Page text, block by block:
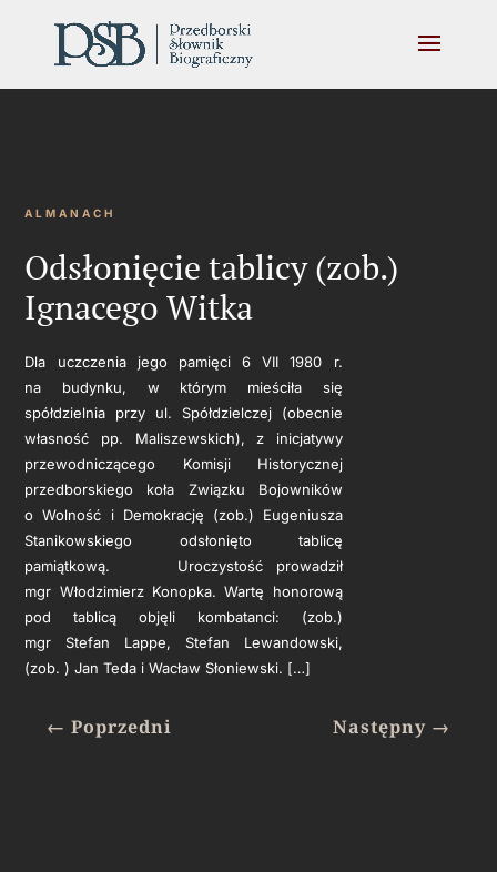
ALMANACH
Odsłonięcie tablicy (zob.)
Ignacego Witka
Dla uczczenia jego pamięci 6 VII 1980 r.
na budynku, w którym mieściła się
spółdzielnia przy ul. Spółdzielczej (obecnie
własność pp. Maliszewskich), z inicjatywy
przewodniczącego Komisji Historycznej
przedborskiego koła Związku Bojowników
o Wolność i Demokrację (zob.) Eugeniusza
Stanikowskiego odsłonięto tablicę
pamiątkową. Uroczystość prowadził
mgr Włodzimierz Konopka. Wartę honorową
pod tablicą objęli kombatanci: (zob.)
mgr Stefan Lappe, Stefan Lewandowski,
(zob. ) Jan Teda i Wacław Słoniewski. […]
←Poprzedni Następny→